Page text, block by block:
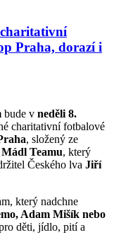
Praha, dorazí i
bude v neděli 8.
charitativní fotbalové
, složený ze
Mádl Teamu, který
Českého lva Jiří
který nadchne
Adam Mišík nebo
děti, jídlo, pití a